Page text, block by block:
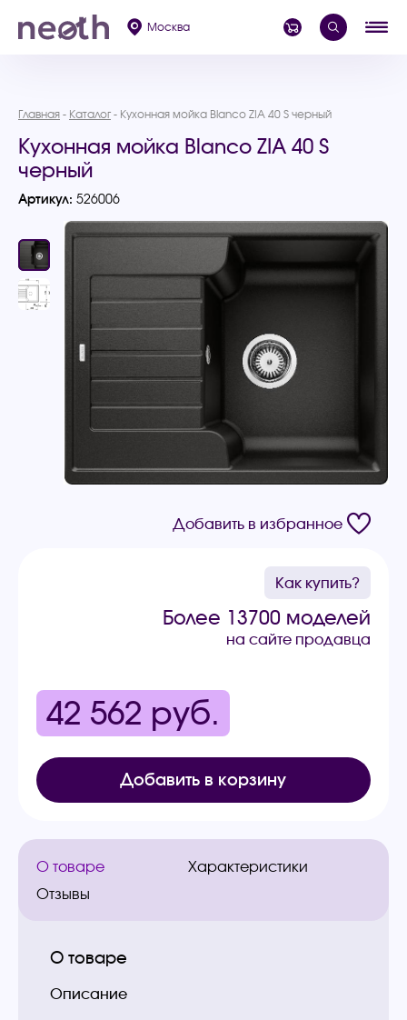
Москва
Главная Каталог Кухонная мойка Blanco ZIA 40 S черный
Кухонная мойка Blanco ZIA 40 S
черный
Артикул: 526006
Добавить в избранное
Как купить?
Более 13700 моделей
на сайте продавца
42 562 руб.
Добавить в корзину
О товаре
Характеристики
Отзывы
О товаре
Описание